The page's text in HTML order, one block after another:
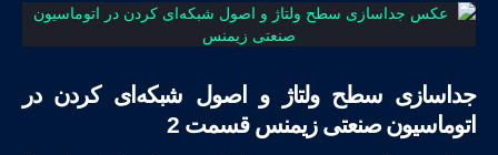
جداسازی سطح ولتاژ و اصول شبکه‌ای کردن در
اتوماسیون صنعتی زیمنس قسمت 2